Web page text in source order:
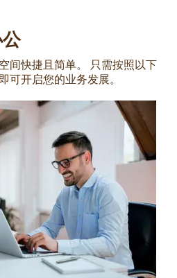
间快捷且简单。 只需按照以下
可开启您的业务发展。